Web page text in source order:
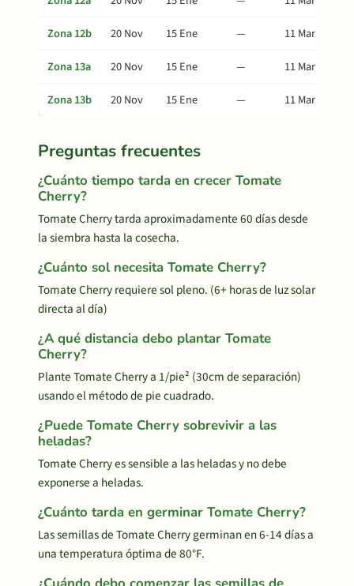
Zona 12b
20 Nov 15 Ene —
11 Mar
Zona 13a
20 Nov 15 Ene —
11 Mar
Zona 13b
20 Nov 15 Ene — 11 Mar
Preguntas frecuentes
¿Cuánto tiempo tarda en crecer Tomate
Cherry?
Tomate Cherry tarda aproximadamente 60 días desde
la siembra hasta la cosecha.
¿Cuánto sol necesita Tomate Cherry?
Tomate Cherry requiere sol pleno. (6+ horas de luz solar
directa al día)
¿A qué distancia debo plantar Tomate
Cherry?
Plante Tomate Cherry a 1/pie² (30cm de separación)
usando el método de pie cuadrado.
¿Puede Tomate Cherry sobrevivir a las
heladas?
Tomate Cherry es sensible a las heladas y no debe
exponerse a heladas.
¿Cuánto tarda en germinar Tomate Cherry?
Las semillas de Tomate Cherry germinan en 6-14 días a
una temperatura óptima de 80°F.